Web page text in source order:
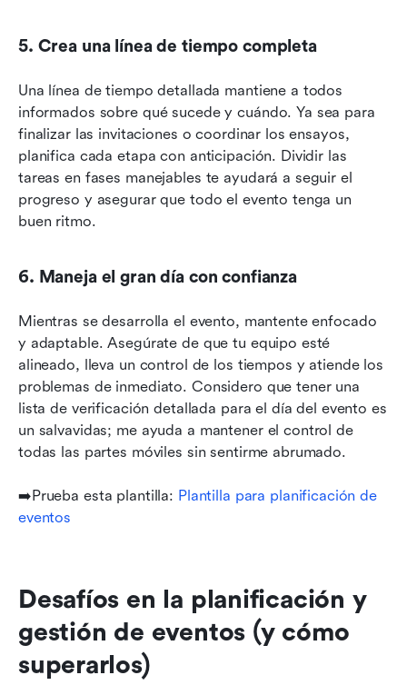
5. Crea una línea de tiempo completa
Una línea de tiempo detallada mantiene a todos
informados sobre qué sucede y cuándo. Ya sea para
finalizar las invitaciones o coordinar los ensayos,
planifica cada etapa con anticipación. Dividir las
tareas en fases manejables te ayudará a seguir el
progreso y asegurar que todo el evento tenga un
buen ritmo.
6. Maneja el gran día con confianza
Mientras se desarrolla el evento, mantente enfocado
y adaptable. Asegúrate de que tu equipo esté
alineado, lleva un control de los tiempos y atiende los
problemas de inmediato. Considero que tener una
lista de verificación detallada para el día del evento es
un salvavidas; me ayuda a mantener el control de
todas las partes móviles sin sentirme abrumado.
➡️Prueba esta plantilla: Plantilla para planificación de
eventos
Desafíos en la planificación y
gestión de eventos (y cómo
superarlos)